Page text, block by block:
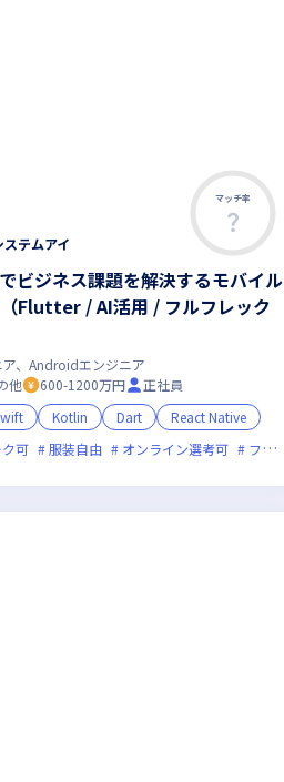
女性エンジニアが活躍中
マッチ率
テムアイ
ビジネス課題を解決するモバイル
Flutter / AI活用 / フルフレック
ア、Androidエンジニア
他
600-1200万円
正社員
Kotlin Dart
React Native
可
服装自由 オンライン選考可 フレックス制度あり